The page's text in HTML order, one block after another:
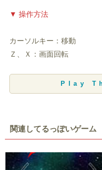
▼ 操作方法
カーソルキー：移動
Ｚ、Ｘ：画面回転
Play
関連してるっぽいゲーム